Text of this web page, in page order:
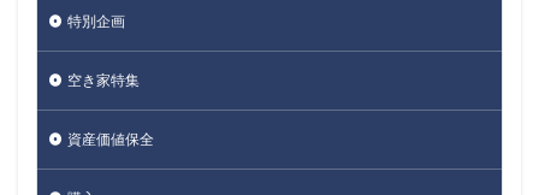
特別企画
空き家特集
資産価値保全